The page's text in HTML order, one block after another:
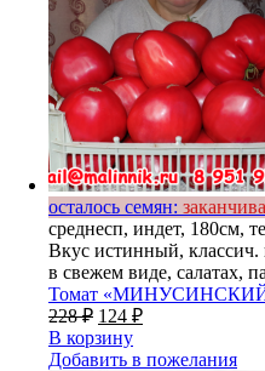
осталось семян:
среднесп, индет, 180см,
Вкус истинный,
в свежем виде, салатах,
Томат
228₽ 124 ₽
В корзину
Добавить в пожелания